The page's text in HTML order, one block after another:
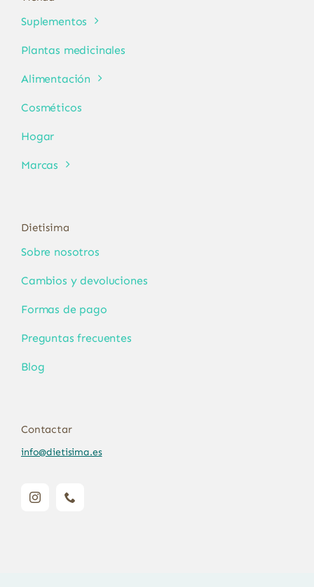
Suplementos
Plantas medicinales
Alimentación
Cosméticos
Hogar
Marcas
Dietisima
Sobre nosotros
Cambios y devoluciones
Formas de pago
Preguntas frecuentes
Blog
Contactar
info@dietisima.es